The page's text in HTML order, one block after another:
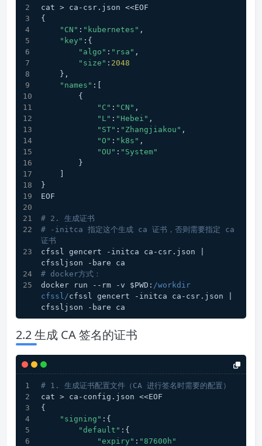
cat > ca-csr.json <<EOF
{
"CN" : "kubernetes" ,
"key" :{
"algo" : "rsa" ,
"size" : 2048
    },
"names" :[
        {
"C" : "CN" ,
"L" : "Hebei" ,
"ST" : "Zhangjiakou" ,
"O" : "k8s" ,
"OU" : "System"
        }
}
EOF
# 2. 生成证书
# -initca 指定这个生成 ca 证书，否则需要指定 ca
证书
cfssl gencert -initca ca-csr.json |
cfssljson -bare ca
# docker方式：
docker run --rm -v $PWD: /workdir
cfssl/cfssl gencert -initca ca-csr.json |
cfssljson -bare ca
2.2 生成 CA 签名的证书
# 1. 生成证书配置文件（CA 进行签名时需要的配置）
cat > ca-config.json <<EOF
{
"signing" :{
"default" :{
"expiry" : "87600h"